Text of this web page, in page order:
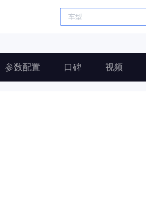
参数配置 口碑 视频